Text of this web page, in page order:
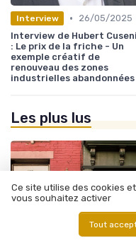
Interview •
26/05/2025
Interview de Hubert
: Le prix de la friche - Un
exemple créatif de
renouveau des zones
industrielles abandonnées
Les plus lus
Ce site utilise des cookies
vous souhaitez activer
Tout